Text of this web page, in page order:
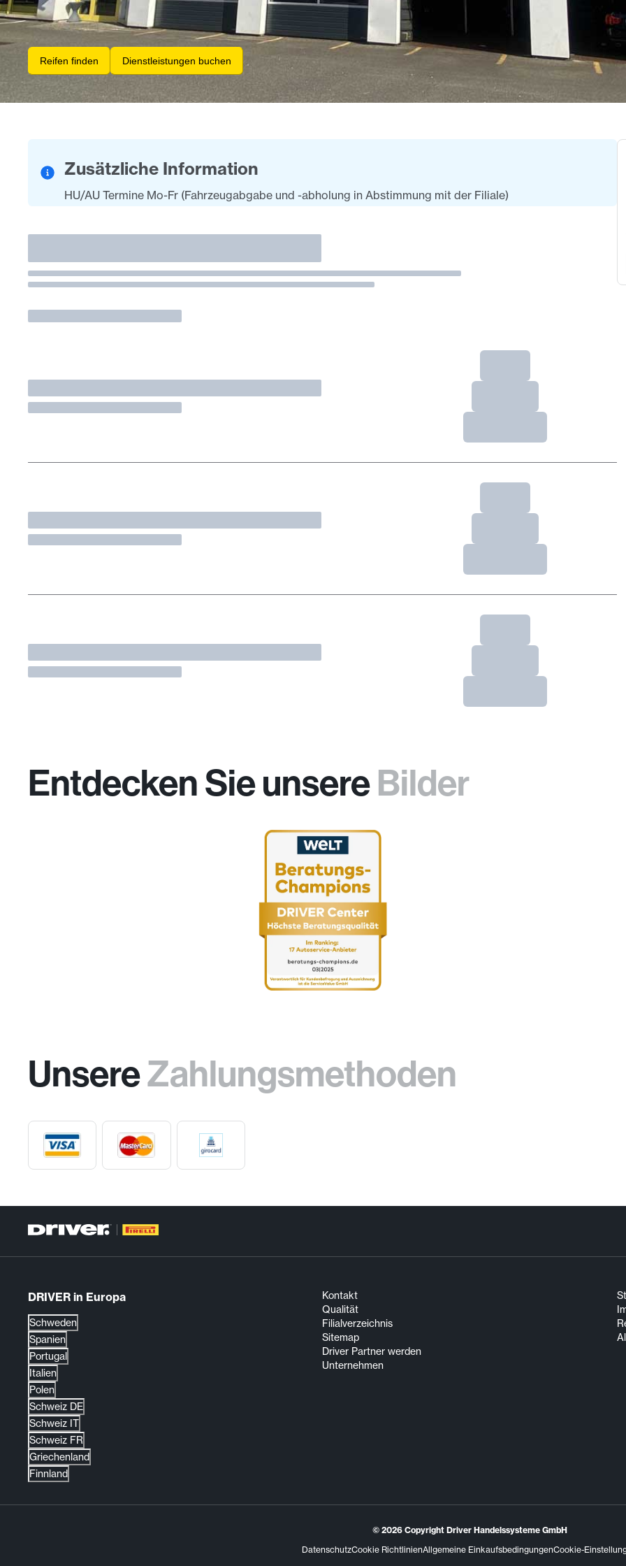
Reifen finden Dienstleistungen buchen
Zusätzliche Information
HU/AU Termine Mo-Fr (Fahrzeugabgabe und -abholung in Abstimmung mit der Filiale)
Entdecken Sie unsereBilder
UnsereZahlungsmethoden
DRIVER in Europa
Schweden
Spanien
Portugal
Italien
Polen
Schweiz DE
Schweiz IT
Schweiz FR
Griechenland
Finnland
Kontakt
Qualität
Filialverzeichnis
Sitemap
Driver Partner werden
Unternehmen
© 2026 Copyright Driver Handelssysteme GmbH
DatenschutzCookie RichtlinienAllgemeine EinkaufsbedingungenCookie-